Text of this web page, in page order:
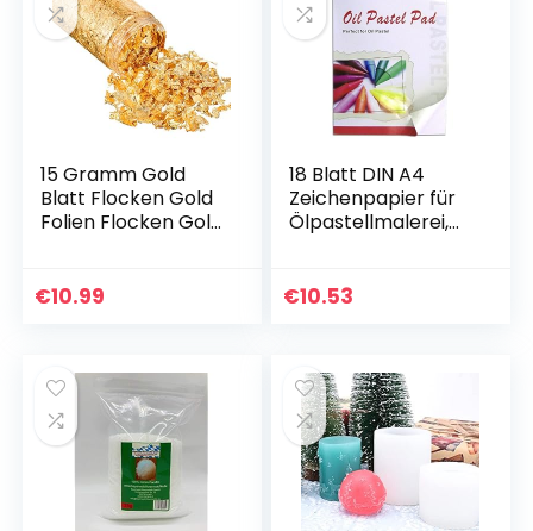
15 Gramm Gold
Blatt Flocken Gold
Folien Flocken Gold
Vergoldung,
€10.99
18 Blatt DIN A4
Zeichenpapier für
Ölpastellmalerei,
€10.53